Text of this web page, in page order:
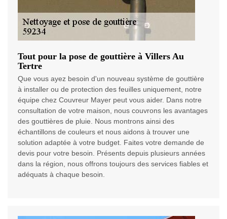
Tout pour la pose de gouttière à Villers Au
Tertre
Que vous ayez besoin d'un nouveau système de gouttière
à installer ou de protection des feuilles uniquement, notre
équipe chez Couvreur Mayer peut vous aider. Dans notre
consultation de votre maison, nous couvrons les avantages
des gouttières de pluie. Nous montrons ainsi des
échantillons de couleurs et nous aidons à trouver une
solution adaptée à votre budget. Faites votre demande de
devis pour votre besoin. Présents depuis plusieurs années
dans la région, nous offrons toujours des services fiables et
adéquats à chaque besoin.